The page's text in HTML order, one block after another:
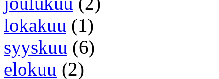
lokakuu (1)
syyskuu (6)
elokuu (2)